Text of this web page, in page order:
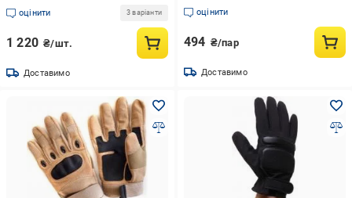
оцінити 3 варіанти
1 220 ₴/шт.
Доставимо
оцінити
494 ₴/пар
Доставимо